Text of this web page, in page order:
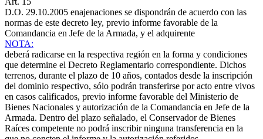
D.O. 29.10.2005 enajenaciones se dispondrán de acuerdo con las
normas de este decreto ley, previo informe favorable de la
Comandancia en Jefe de la Armada, y el adquirente
NOTA:
deberá radicarse en la respectiva región en la forma y condiciones
que determine el Decreto Reglamentario correspondiente. Dichos
terrenos, durante el plazo de 10 años, contados desde la inscripción
del dominio respectivo, sólo podrán transferirse por acto entre vivos
en casos calificados, previo informe favorable del Ministerio de
Bienes Nacionales y autorización de la Comandancia en Jefe de la
Armada. Dentro del plazo señalado, el Conservador de Bienes
Raíces competente no podrá inscribir ninguna transferencia en la